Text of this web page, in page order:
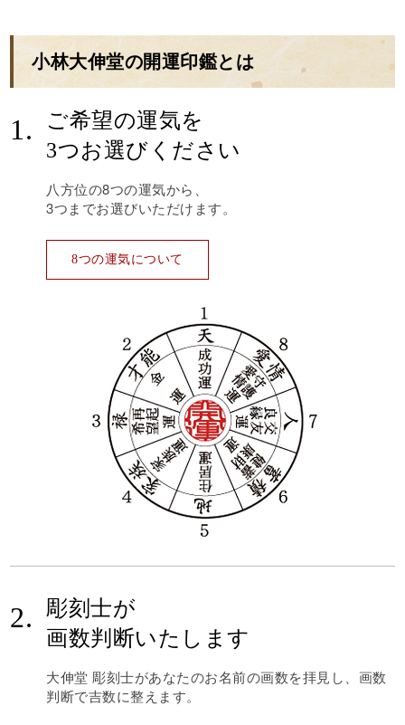
小林大伸堂の開運印鑑とは
1.
ご希望の運気を
3つお選びください
八方位の8つの運気から、
3つまでお選びいただけます。
8つの運気について
2.
彫刻士が
画数判断いたします
大伸堂 彫刻士があなたのお名前の画数を拝見し、画数
判断で吉数に整えます。